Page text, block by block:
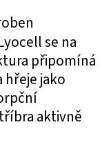
se na
připomíná
jako
aktivně